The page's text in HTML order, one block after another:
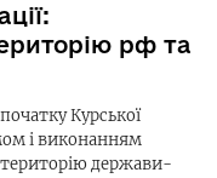
рф та
Курської
і виконанням
територію держави-